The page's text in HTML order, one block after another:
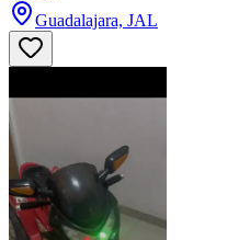
Guadalajara, JAL